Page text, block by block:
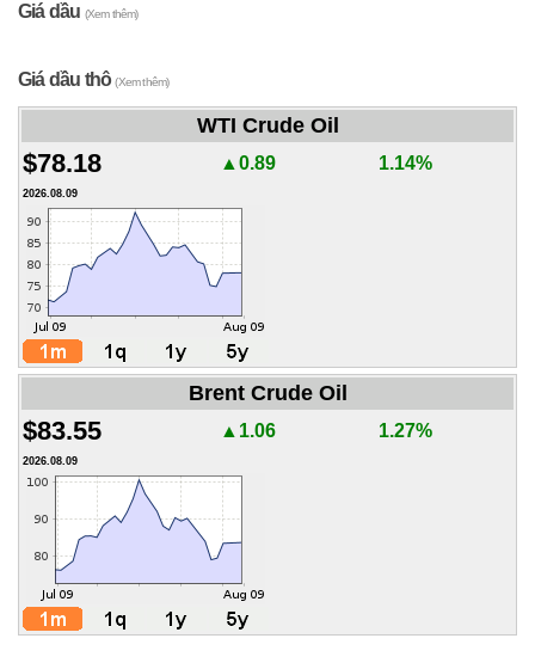
Giá dầu (Xem thêm)
Giá dầu thô(Xem thêm)
WTI Crude Oil
$78.18 ▲0.89 1.14%
2026.08.09
Brent Crude Oil
$83.55 ▲1.06 1.27%
2026.08.09